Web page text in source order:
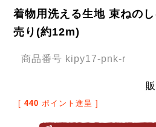
着物用洗える生地 束ねの
売り(約12m)
商品番号 kipy17-pnk-r
[ 440 ポイント進呈 ]